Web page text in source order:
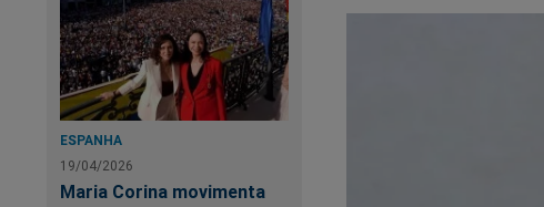
ESPANHA
19/04/2026
Maria Corina movimenta
O que agora ficou
de 2018 será o
descartável ‘deles’. O
‘totalização’ (???)
entre os bandidos que